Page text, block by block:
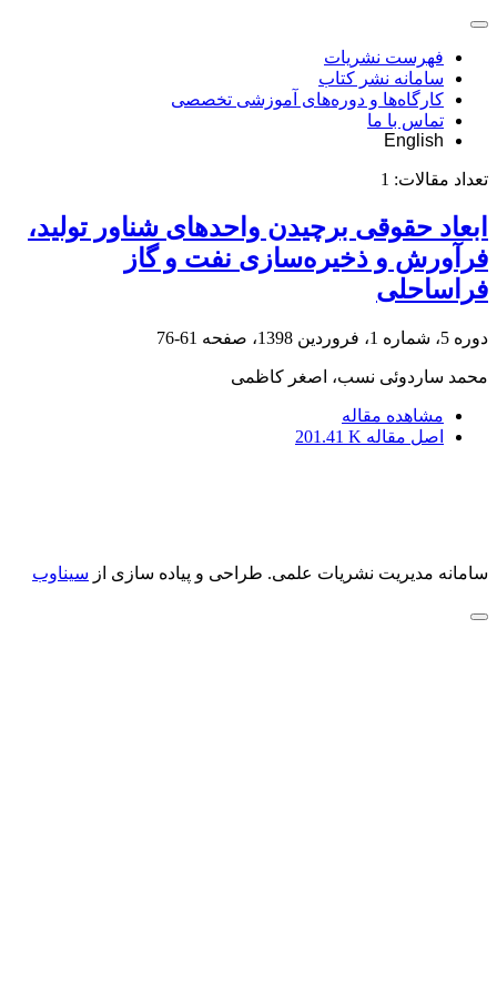
فهرست نشریات
سامانه نشر کتاب
کارگاه‌ها و دوره‌های آموزشی تخصصی
تماس با ما
English
تعداد مقالات: 1
ابعاد حقوقی برچیدن واحدهای شناور تولید،
فرآورش و ذخیره‌سازی نفت و گاز
فراساحلی
دوره 5، شماره 1، فروردین 1398، صفحه 61-76
محمد ساردوئی نسب، اصغر کاظمی
مشاهده مقاله
اصل مقاله 201.41 K
سامانه مدیریت نشریات علمی. طراحی و پیاده سازی از سیناوب